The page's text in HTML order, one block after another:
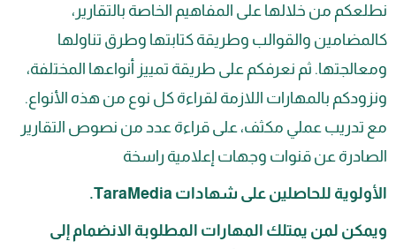
من خلالها على المفاهيم الخاصة بالتقارير،
والقوالب وطريقة كتابتها وطرق تناولها
ثم نعرفكم على طريقة تمييز أنواعها المختلفة،
بالمهارات اللازمة لقراءة كل نوع من هذه الأنواع.
عملي مكثف، على قراءة عدد من نصوص التقارير
عن قنوات وجهات إعلامية راسخة
للحاصلين على شهاداتTaraMedia
.
لمن يمتلك المهارات المطلوبة الانضمام إلى